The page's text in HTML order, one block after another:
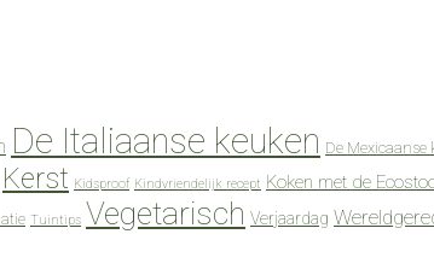
De Italiaanse keuken De Mexicaanse
Kerst Kidsproof Kindvriendelijk recept Koken met de
Tuintips Vegetarisch Verjaardag